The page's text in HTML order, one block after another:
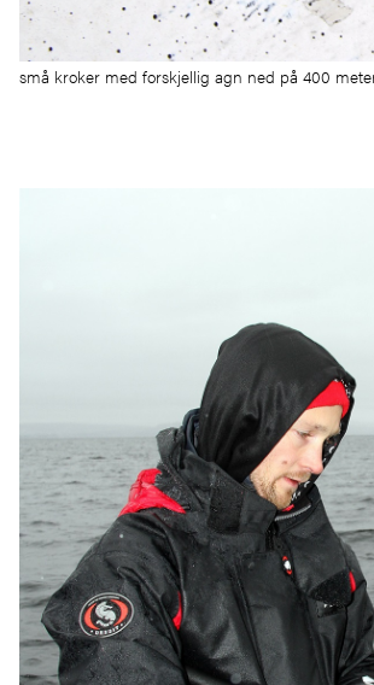
små kroker med forskjellig agn ned på 400